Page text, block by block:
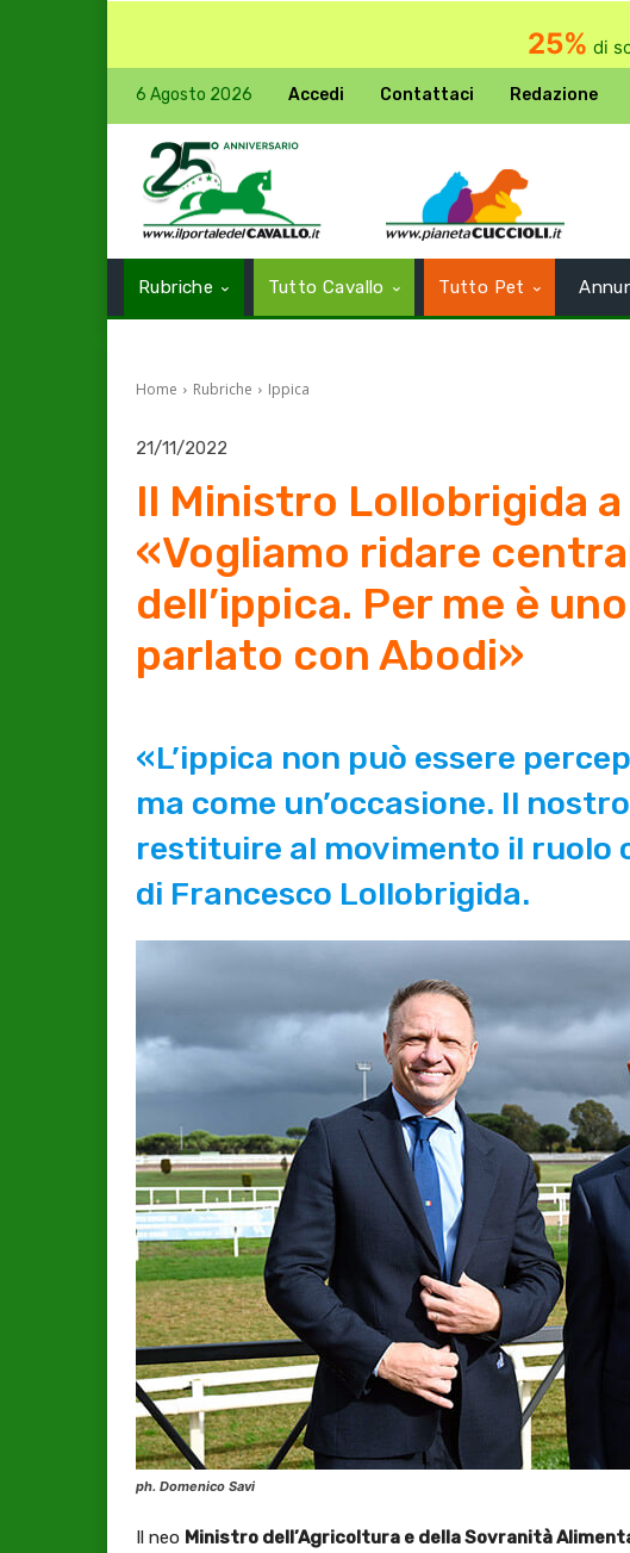
25% di
6 Agosto 2026 Accedi Contattaci Redazione
Rubriche Tutto Cavallo Tutto Pet
Home Rubriche Ippica
21/11/2022
Il Ministro Lollobrigida a
«Vogliamo ridare
dell’ippica. Per me è
parlato con Abodi»
«L’ippica non può essere
ma come un’occasione. Il
restituire al movimento il ruolo
di Francesco Lollobrigida.
ph. Domenico Savi
Il neo Ministro dell’Agricoltura e della Sovranità